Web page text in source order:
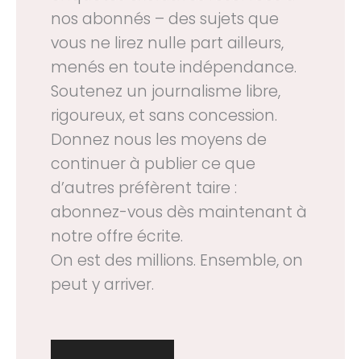
nos abonnés – des sujets que
vous ne lirez nulle part ailleurs,
menés en toute indépendance.
Soutenez un journalisme libre,
rigoureux, et sans concession.
Donnez nous les moyens de
continuer à publier ce que
d’autres préfèrent taire :
abonnez-vous dès maintenant à
notre offre écrite.
On est des millions. Ensemble, on
peut y arriver.